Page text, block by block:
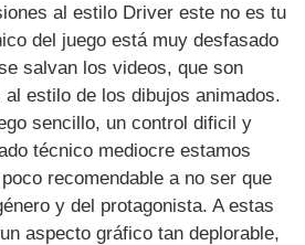
al estilo Driver este no es tu
del juego está muy desfasado
salvan los videos, que son
estilo de los dibujos animados.
sencillo, un control dificil y
técnico mediocre estamos
recomendable a no ser que
y del protagonista. A estas
aspecto gráfico tan deplorable,